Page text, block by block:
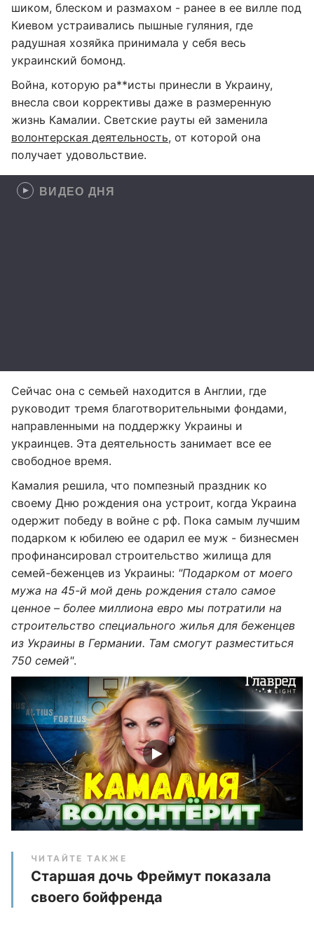
шиком, блеском и размахом - ранее в ее вилле под
Киевом устраивались пышные гуляния, где
радушная хозяйка принимала у себя весь
украинский бомонд.
Война, которую ра**исты принесли в Украину,
внесла свои коррективы даже в размеренную
жизнь Камалии. Светские рауты ей заменила
волонтерская деятельность, от которой она
получает удовольствие.
ВИДЕО ДНЯ
Сейчас она с семьей находится в Англии, где
руководит тремя благотворительными фондами,
направленными на поддержку Украины и
украинцев. Эта деятельность занимает все ее
свободное время.
Камалия решила, что помпезный праздник ко
своему Дню рождения она устроит, когда Украина
одержит победу в войне с рф. Пока самым лучшим
подарком к юбилею ее одарил ее муж - бизнесмен
профинансировал строительство жилища для
семей-беженцев из Украины: "Подарком от моего
мужа на 45-й мой день рождения стало самое
ценное – более миллиона евро мы потратили на
строительство специального жилья для беженцев
из Украины в Германии. Там смогут разместиться
750 семей".
ЧИТАЙТЕ ТАКЖЕ
Старшая дочь Фреймут показала
своего бойфренда